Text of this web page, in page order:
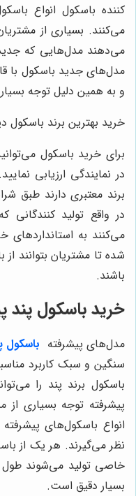
کننده باسکول انواع
می‌کنند. بسیاری از
می‌دهند مدل‌هایی که
مدل‌های جدید باسکول با
و به همین دلیل توجه
خرید بهترین برند باسکول
برای خرید باسکول
در نمایندگی ارزیابی
برند معتبری دارند طبق
در واقع تولید کنندگانی
می‌کنند به
شده تا مشتریان بتوانند از
باشند.
خرید باسکول پند
مدل‌های پیشرفته باسکول
سنگین و سبک کاربرد
باسکول برند پند را
پیشرفته توجه بسیاری از
انواع باسکول‌های
نظر می‌گیرند. هر یک از
خاصی تولید می‌شوند طول
بسیار دقیق است.